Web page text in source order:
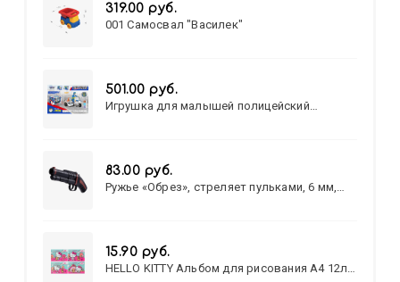
319.00 руб.
001 Самосвал "Василек"
501.00 руб.
Игрушка для малышей полицейский
83.00 руб.
Ружье «Обрез», стреляет пульками, 6 мм,
15.90 руб.
HELLO KITTY Альбом для рисования А4 12л.